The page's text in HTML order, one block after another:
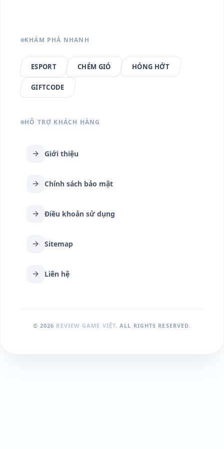
KHÁM PHÁ NHANH
ESPORT CHÉM GIÓ HÓNG HỚT
GIFTCODE
HỖ TRỢ KHÁCH HÀNG
arrow_forward Giới thiệu
arrow_forward Chính sách bảo mật
arrow_forward Điều khoản sử dụng
arrow_forward Sitemap
arrow_forward Liên hệ
© 2026 REVIEW GAME VIỆT. ALL RIGHTS RESERVED.